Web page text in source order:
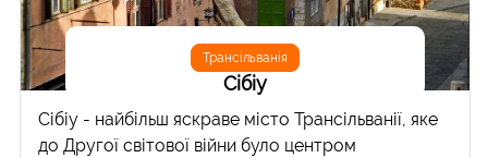
Трансільванія
Сібіу
Сібіу - найбільш яскраве місто Трансільванії, яке
до Другої світової війни було центром